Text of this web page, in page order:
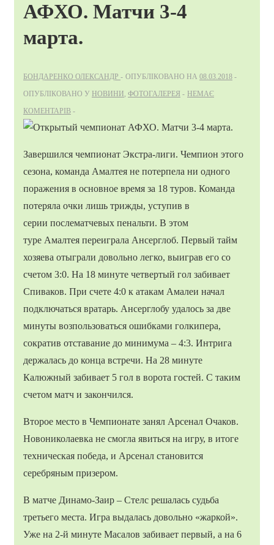
АФХО. Матчи 3-4
марта.
БОНДАРЕНКО ОЛЕКСАНДР ОПУБЛІКОВАНО НА 08.03.2018
ОПУБЛІКОВАНО У НОВИНИ ФОТОГАЛЕРЕЯ
НЕМАЄ
КОМЕНТАРІВ
Завершился чемпионат Экстра-лиги. Чемпион этого
сезона, команда Амалтея не потерпела ни одного
поражения в основное время за 18 туров. Команда
потеряла очки лишь трижды, уступив в
серии послематчевых пенальти. В этом
туре Амалтея переиграла Ансерглоб. Первый тайм
хозяева отыграли довольно легко, выиграв его со
счетом 3:0. На 18 минуте четвертый гол забивает
Спиваков. При счете 4:0 к атакам Амалеи начал
подключаться вратарь. Ансерглобу удалось за две
минуты возпользоваться ошибками голкипера,
сократив отставание до минимума – 4:3. Интрига
держалась до конца встречи. На 28 минуте
Калюжный забивает 5 гол в ворота гостей. С таким
счетом матч и закончился.
Второе место в Чемпионате занял Арсенал Очаков.
Новониколаевка не смогла явиться на игру, в итоге
техническая победа, и Арсенал становится
серебряным призером.
В матче Динамо-Заир – Стелс решалась судьба
третьего места. Игра выдалась довольно «жаркой».
Уже на 2-й минуте Масалов забивает первый, а на 6